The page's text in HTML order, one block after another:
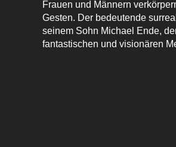
Frauen und Männern
Gesten. Der bedeutende
seinem Sohn Michael Ende,
fantastischen und visionären